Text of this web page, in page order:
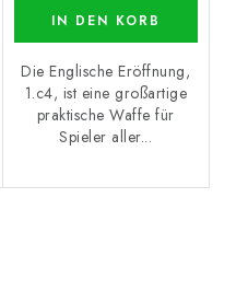
IN DEN KORB
Die Englische Eröffnung,
1.c4, ist eine großartige
praktische Waffe für
Spieler aller...